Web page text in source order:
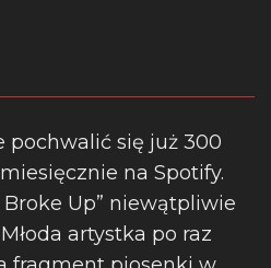
pochwalić się już 300
na Spotify.
Up” niewątpliwie
artystka po raz